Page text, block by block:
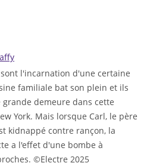
l'incarnation d'une certaine
familiale bat son plein et ils
demeure dans cette
York. Mais lorsque Carl, le père
kidnappé contre rançon, la
a l'effet d'une bombe à
©Electre 2025